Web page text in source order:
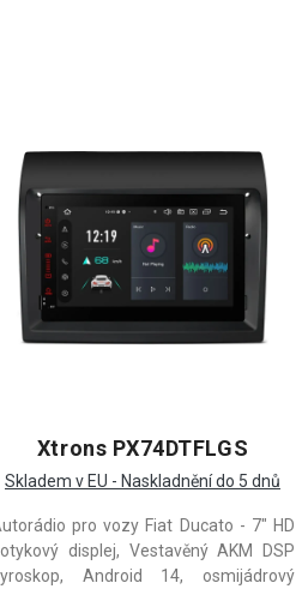
Xtrons PX74DTFLGS
Skladem v EU - Naskladnění do 5 dnů
pro vozy Fiat Ducato - 7" HD
displej, Vestavěný AKM DSP
Android 14, osmijádrový